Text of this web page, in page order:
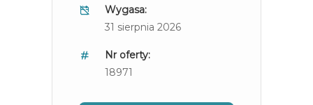
Wygasa:
31 sierpnia 2026
Nr oferty:
18971